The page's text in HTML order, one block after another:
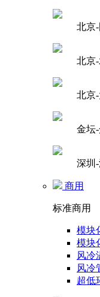
北京-
北京
北京
金坛
深圳
商用
标准商用
模块
模块
风冷
风冷
超低